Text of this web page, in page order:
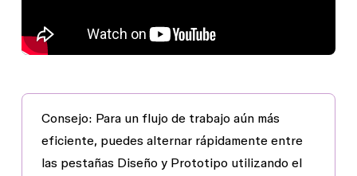
Consejo: Para un flujo de trabajo aún más
eficiente, puedes alternar rápidamente entre
las pestañas Diseño y Prototipo utilizando el